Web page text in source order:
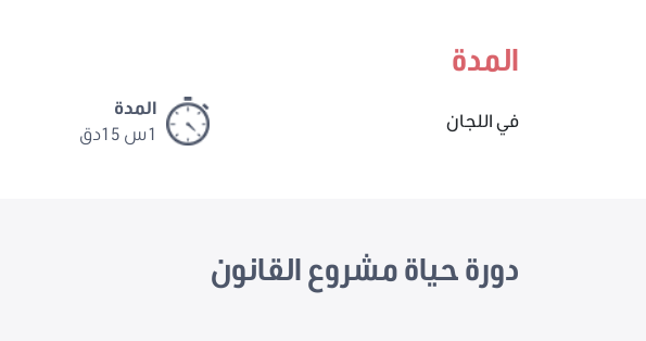
المدة
في اللجان
المدة
1س 15دق
دورة حياة مشروع القانون